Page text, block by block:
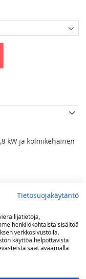
kW ja kolmikehäinen
high, grillivastus
kiertoilma,
1 kpl
Tietosuojakäytäntö
henkilökohtaista sisältöä
verkkosivustolla.
käyttöä helpottavista
saat avaamalla